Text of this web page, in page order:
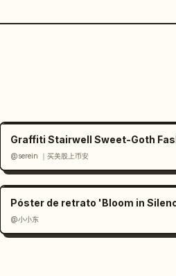
dura, reflejos
de texto pesado a
la profundidad
collage en capas,
Graffiti Stairwell Sweet-Goth
@serein ｜买美股上币安
Póster de retrato 'Bloom in
@小小东